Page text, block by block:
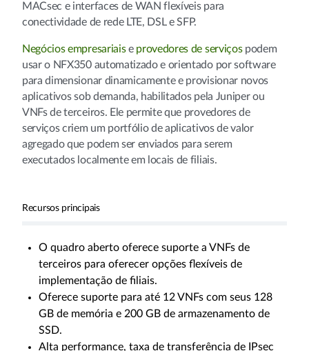
MACsec e interfaces de WAN flexíveis para
conectividade de rede LTE, DSL e SFP.
Negócios empresariaise provedores de serviçospodem
usar o NFX350 automatizado e orientado por software
para dimensionar dinamicamente e provisionar novos
aplicativos sob demanda, habilitados pela Juniper ou
VNFs de terceiros. Ele permite que provedores de
serviços criem um portfólio de aplicativos de valor
agregado que podem ser enviados para serem
executados localmente em locais de filiais.
Recursos principais
O quadro aberto oferece suporte a VNFs de
terceiros para oferecer opções flexíveis de
implementação de filiais.
Oferece suporte para até 12 VNFs com seus 128
GB de memória e 200 GB de armazenamento de
SSD.
Alta performance, taxa de transferência de IPsec